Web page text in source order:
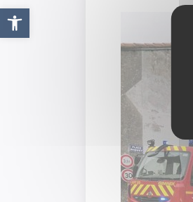
Ouvrir la barre d’outils